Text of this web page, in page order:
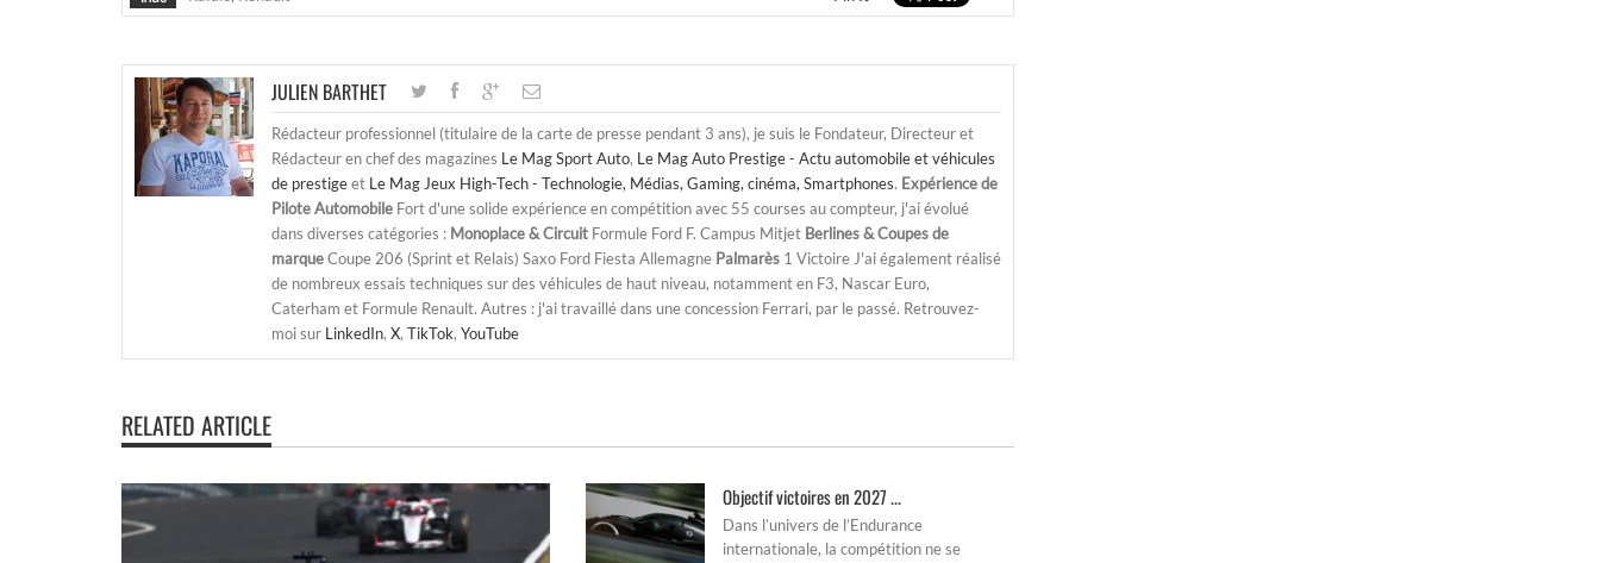
JULIEN BARTHET
Rédacteur professionnel (titulaire de la carte de presse pendant 3 ans), je suis le Fondateur, Directeur et
Rédacteur en chef des magazines Le Mag Sport Auto, Le Mag Auto Prestige - Actu automobile et véhicules
de prestigeet Le Mag Jeux High-Tech - Technologie, Médias, Gaming, cinéma, Smartphones. Expérience de
Pilote Automobile Fort d'une solide expérience en compétition avec 55 courses au compteur, j'ai évolué
dans diverses catégories : Monoplace & Circuit Formule Ford F. Campus Mitjet Berlines & Coupes de
marqueCoupe 206 (Sprint et Relais) Saxo Ford Fiesta Allemagne Palmarès 1 Victoire J'ai également réalisé
de nombreux essais techniques sur des véhicules de haut niveau, notamment en F3, Nascar Euro,
Caterham et Formule Renault. Autres : j'ai travaillé dans une concession Ferrari, par le passé. Retrouvez-
moi sur LinkedIn, X, TikTok, YouTube
RELATED ARTICLE
Objectif victoires en 2027 ...
Dans l’univers de l’Endurance
internationale, la compétition ne se